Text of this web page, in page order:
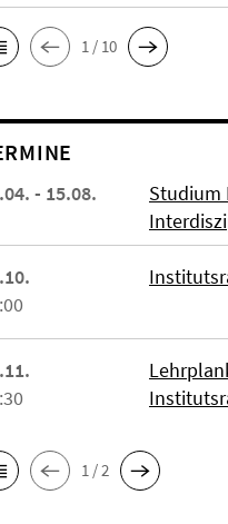
1 / 10
- 15.08.
Studium
1 / 2